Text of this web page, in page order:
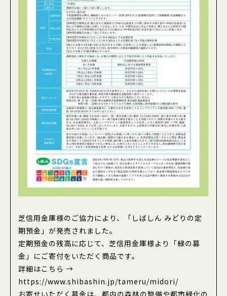
緑の募金実績『Tokyo Green Heart』
緑の少年団
緑の少年団について
少年団活動への助成
少年団の結成について
伝えたい東京のみどり写真コンテスト
緑の募金申請システム
東京緑化推進委員会
芝信用金庫様のご協力により、「しばしん みどりの定
期預金」が発売されました。
定期預金の残高に応じて、芝信用金庫様より「緑の募
金」にご寄付をいただく商品です。
詳細はこちら →
https://www.shibashin.jp/tameru/midori/